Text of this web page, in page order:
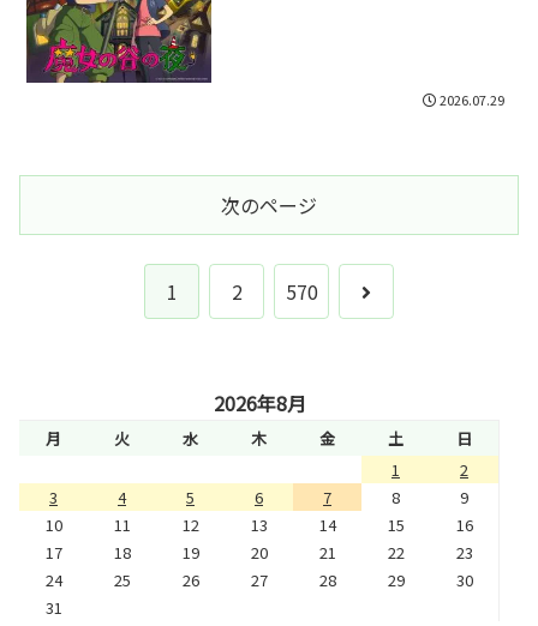
2026.07.29
次のページ
1 2 570
次
2026年8月
月 火 水 木 金 土
日
1
2
3
4 5 6 7 8
9
10
11 12 13 14 15
16
17
18 19 20 21 22
23
24
25 26 27 28 29
30
31